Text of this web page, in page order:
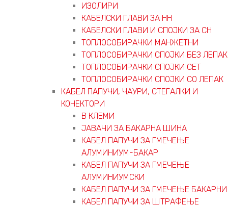
ИЗОЛИРИ
КАБЕЛСКИ ГЛАВИ ЗА НН
КАБЕЛСКИ ГЛАВИ И СПОЈКИ ЗА СН
ТОПЛОСОБИРАЧКИ МАНЖЕТНИ
ТОПЛОСОБИРАЧКИ СПОЈКИ БЕЗ ЛЕПАК
ТОПЛОСОБИРАЧКИ СПОЈКИ СЕТ
ТОПЛОСОБИРАЧКИ СПОЈКИ СО ЛЕПАК
КАБЕЛ ПАПУЧИ, ЧАУРИ, СТЕГАЛКИ И
КОНЕКТОРИ
В КЛЕМИ
ЈАВАЧИ ЗА БАКАРНА ШИНА
КАБЕЛ ПАПУЧИ ЗА ГМЕЧЕЊЕ
АЛУМИНИУМ-БАКАР
КАБЕЛ ПАПУЧИ ЗА ГМЕЧЕЊЕ
АЛУМИНИУМСКИ
КАБЕЛ ПАПУЧИ ЗА ГМЕЧЕЊЕ БАКАРНИ
КАБЕЛ ПАПУЧИ ЗА ШТРАФЕЊЕ